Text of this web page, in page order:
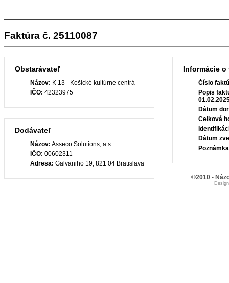
Faktúra č. 25110087
Obstarávateľ
Názov: K 13 - Košické kultúrne centrá
IČO: 42323975
Dodávateľ
Názov: Asseco Solutions, a.s.
IČO: 00602311
Adresa: Galvaniho 19, 821 04 Bratislava
Informácie o
Číslo
Popis
Dátum
Celková
Dátum
©2010 -